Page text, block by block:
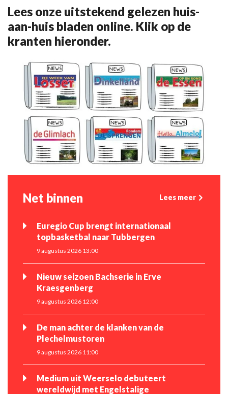
Lees onze uitstekend gelezen huis-
aan-huis bladen online. Klik op de
kranten hieronder.
Net binnen Lees meer
Euregio Cup brengt internationaal
topbasketbal naar Tubbergen
9 augustus 2026 13:00
Nieuw seizoen Bachserie in Erve
Kraesgenberg
9 augustus 2026 12:00
De man achter de klanken van de
Plechelmustoren
9 augustus 2026 11:00
Medium uit Weerselo debuteert
wereldwijd met Engelstalige